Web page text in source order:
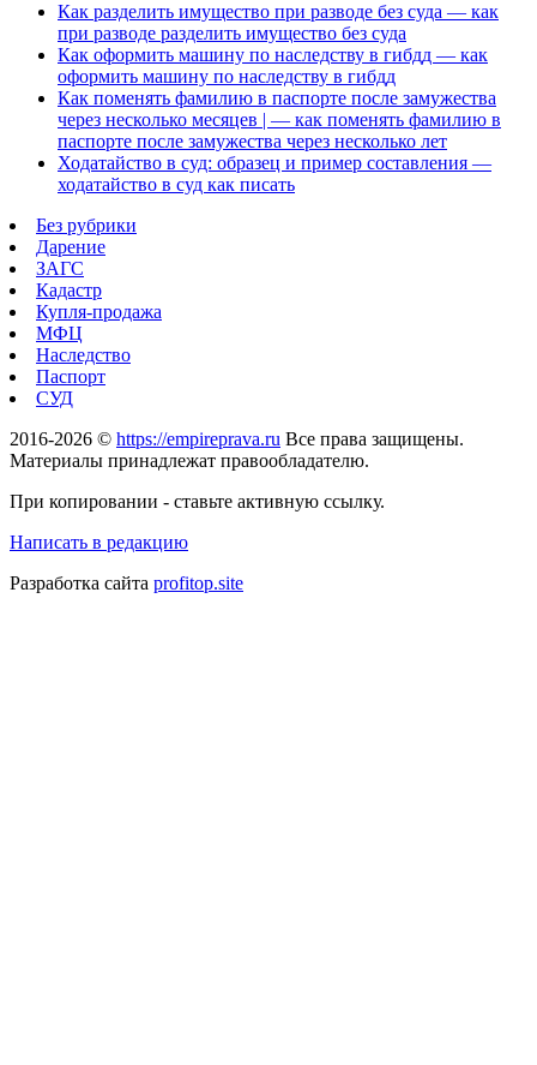
Как разделить имущество при разводе без суда — как
при разводе разделить имущество без суда
Как оформить машину по наследству в гибдд — как
оформить машину по наследству в гибдд
Как поменять фамилию в паспорте после замужества
через несколько месяцев | — как поменять фамилию в
паспорте после замужества через несколько лет
Ходатайство в суд: образец и пример составления —
ходатайство в суд как писать
Без рубрики
Дарение
ЗАГС
Кадастр
Купля-продажа
МФЦ
Наследство
Паспорт
СУД
2016-2026 © https://empireprava.ru Все права защищены.
Материалы принадлежат правообладателю.
При копировании - ставьте активную ссылку.
Написать в редакцию
Разработка сайта profitop.site